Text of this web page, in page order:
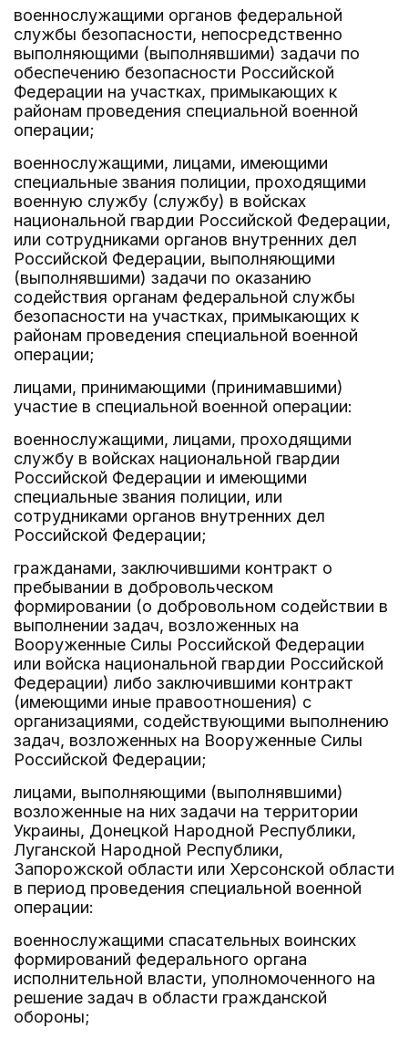
военнослужащими органов федеральной
службы безопасности, непосредственно
выполняющими (выполнявшими) задачи по
обеспечению безопасности Российской
Федерации на участках, примыкающих к
районам проведения специальной военной
операции;
военнослужащими, лицами, имеющими
специальные звания полиции, проходящими
военную службу (службу) в войсках
национальной гвардии Российской Федерации,
или сотрудниками органов внутренних дел
Российской Федерации, выполняющими
(выполнявшими) задачи по оказанию
содействия органам федеральной службы
безопасности на участках, примыкающих к
районам проведения специальной военной
операции;
лицами, принимающими (принимавшими)
участие в специальной военной операции:
военнослужащими, лицами, проходящими
службу в войсках национальной гвардии
Российской Федерации и имеющими
специальные звания полиции, или
сотрудниками органов внутренних дел
Российской Федерации;
гражданами, заключившими контракт о
пребывании в добровольческом
формировании (о добровольном содействии в
выполнении задач, возложенных на
Вооруженные Силы Российской Федерации
или войска национальной гвардии Российской
Федерации) либо заключившими контракт
(имеющими иные правоотношения) с
организациями, содействующими выполнению
задач, возложенных на Вооруженные Силы
Российской Федерации;
лицами, выполняющими (выполнявшими)
возложенные на них задачи на территории
Украины, Донецкой Народной Республики,
Луганской Народной Республики,
Запорожской области или Херсонской области
в период проведения специальной военной
операции:
военнослужащими спасательных воинских
формирований федерального органа
исполнительной власти, уполномоченного на
решение задач в области гражданской
обороны;